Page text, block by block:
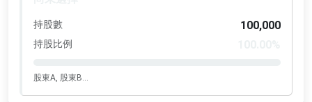
持股數 100,000
持股比例
股東A, 股東B...